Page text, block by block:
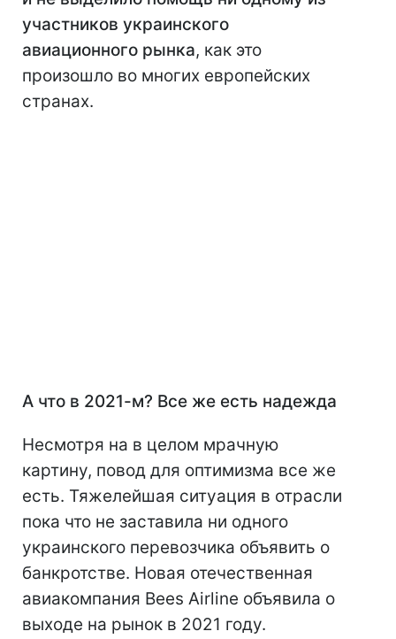
участников украинского
авиационного рынка, как это
произошло во многих европейских
странах.
А что в 2021-м? Все же есть надежда
Несмотря на в целом мрачную
картину, повод для оптимизма все же
есть. Тяжелейшая ситуация в отрасли
пока что не заставила ни одного
украинского перевозчика объявить о
банкротстве. Новая отечественная
авиакомпания Bees Airline объявила о
выходе на рынок в 2021 году.